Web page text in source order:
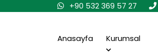
+90 532 369 57 27
Anasayfa Kurumsal